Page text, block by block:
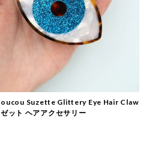
Suzette Glittery Eye Hair Claw
ット ヘアアクセサリー